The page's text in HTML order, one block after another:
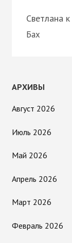
Светлана к
Бах
АРХИВЫ
Август 2026
Июль 2026
Май 2026
Апрель 2026
Март 2026
Февраль 2026